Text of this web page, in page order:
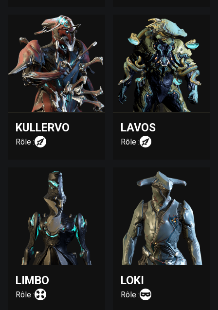
KULLERVO
Rôle :
LAVOS
Rôle :
LIMBO
Rôle :
LOKI
Rôle :